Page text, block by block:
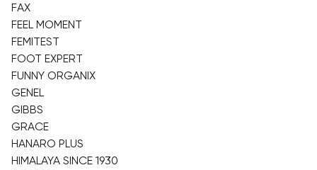
FAX
FEEL MOMENT
FEMITEST
FOOT EXPERT
FUNNY ORGANIX
GENEL
GIBBS
GRACE
HANARO PLUS
HIMALAYA SINCE 1930